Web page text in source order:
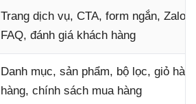
Trang dịch vụ, CTA, form ngắn, Zalo,
FAQ, đánh giá khách hàng
Danh mục, sản phẩm, bộ lọc, giỏ
hàng, chính sách mua hàng